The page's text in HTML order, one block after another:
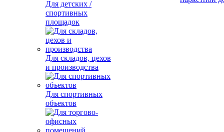
Для детских /
спортивных
площадок
Для складов, цехов
и производства
Для спортивных
объектов